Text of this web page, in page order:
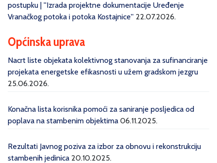
postupku | ''Izrada projektne dokumentacije Uređenje
Vranačkog potoka i potoka Kostajnice'' 22.07.2026.
Općinska uprava
Nacrt liste objekata kolektivnog stanovanja za sufinanciranje
projekata energetske efikasnosti u užem gradskom jezgru
25.06.2026.
Konačna lista korisnika pomoći za saniranje posljedica od
poplava na stambenim objektima 06.11.2025.
Rezultati Javnog poziva za izbor za obnovu i rekonstrukciju
stambenih jedinica 20.10.2025.